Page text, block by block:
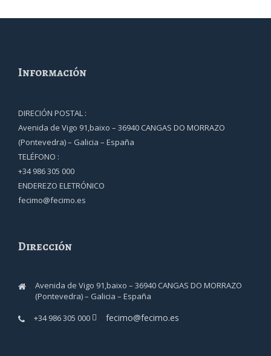
Información
DIRECIÓN POSTAL :
Avenida de Vigo 91,baixo – 36940 CANGAS DO MORRAZO
(Pontevedra) – Galicia – España
TELÉFONO :
+34 986 305 000
ENDEREZO ELETRÓNICO
fecimo@fecimo.es
Dirección
Avenida de Vigo 91,baixo – 36940 CANGAS DO MORRAZO
(Pontevedra) – Galicia – España
+34 986 305 000
fecimo@fecimo.es